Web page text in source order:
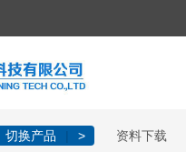
切换产品 | > 资料下载